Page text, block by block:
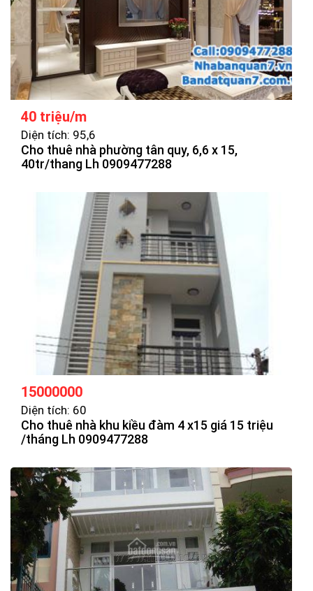
40 triệu/m
Diện tích: 95,6
Cho thuê nhà phường tân quy, 6,6 x 15,
40tr/thang Lh 0909477288
15000000
Diện tích: 60
Cho thuê nhà khu kiều đàm 4 x15 giá 15 triệu
/tháng Lh 0909477288